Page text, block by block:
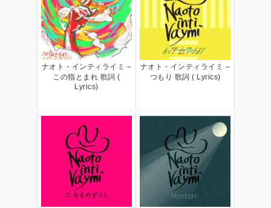
ナオト・インティライミ –
この指とまれ 歌詞 (
Lyrics)
ナオト・インティライミ –
つもり 歌詞 ( Lyrics)